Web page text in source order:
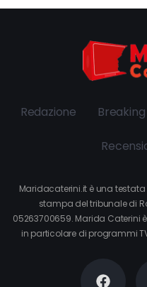
Redazione
Maridacaterini.it è una
stampa del tribunale di
05263700659. Marida Caterini
in particolare di programmi